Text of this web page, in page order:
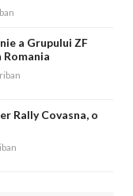
a Grupului ZF
Rally Covasna, o